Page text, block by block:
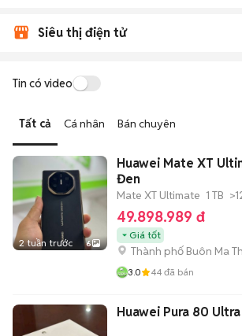
Siêu thị điện tử
Tin có video
Tất cả Cá nhân Bán chuyên
2 tuần trước 6
Huawei Mate XT
Đen
Mate XT Ultimate 1 TB
49.898.989 đ
Giá tốt
Thành phố Buôn Ma
3.0 44 đã bán
Huawei Pura 80